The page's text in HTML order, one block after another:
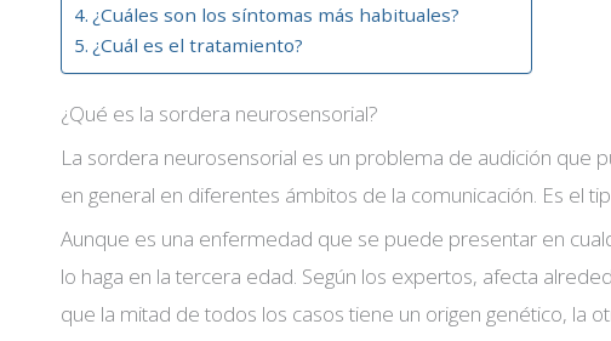
¿Cuáles son los síntomas más habituales?
¿Cuál es el tratamiento?
¿Qué es la sordera neurosensorial?
La sordera neurosensorial es un problema de audición que
en general en diferentes ámbitos de la comunicación. Es el
Aunque es una enfermedad que se puede presentar en
lo haga en la tercera edad. Según los expertos, afecta
que la mitad de todos los casos tiene un origen genético, la